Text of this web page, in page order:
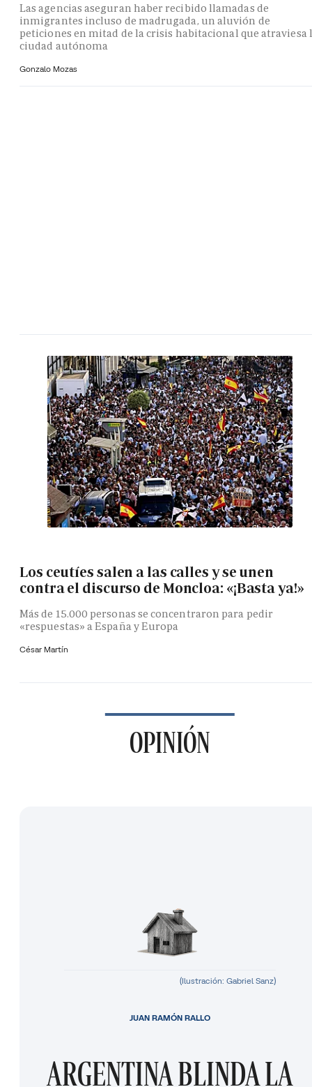
Las agencias aseguran haber recibido llamadas de
inmigrantes incluso de madrugada, un aluvión de
peticiones en mitad de la crisis habitacional que atraviesa
ciudad autónoma
Gonzalo Mozas
Los ceutíes salen a las calles y se unen
contra el discurso de Moncloa: «¡Basta ya!»
Más de 15.000 personas se concentraron para pedir
«respuestas» a España y Europa
César Martín
OPINIÓN
(Ilustración: Gabriel Sanz)
ARGENTINA BLINDA LA
JUAN RAMÓN RALLO